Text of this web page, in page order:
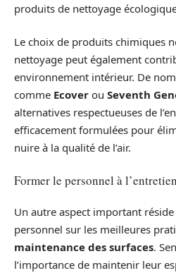
produits de nettoyage
Le choix de produits chimiques
nettoyage peut également
environnement intérieur. De
comme Ecover ou Seventh
alternatives respectueuses de
efficacement formulées pour
nuire à la qualité de l’air.
Former le personnel à l’entretien
Un autre aspect important
personnel sur les meilleures
maintenance des surfaces.
l’importance de maintenir leur